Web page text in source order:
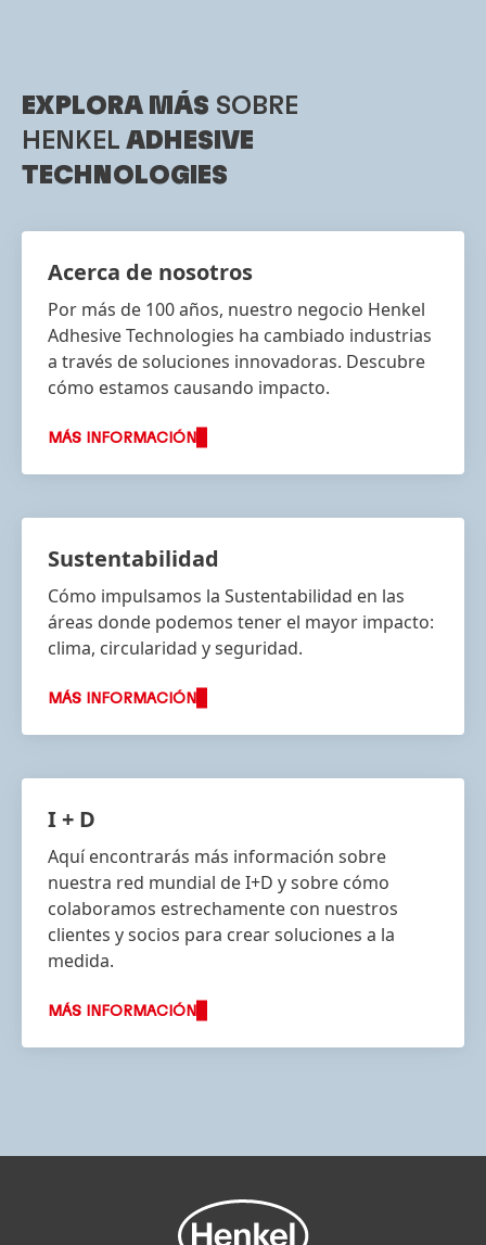
EXPLORA MÁS SOBRE
HENKEL ADHESIVE
TECHNOLOGIES
Acerca de nosotros
Por más de 100 años, nuestro negocio Henkel
Adhesive Technologies ha cambiado industrias
a través de soluciones innovadoras. Descubre
cómo estamos causando impacto.
MÁS INFORMACIÓN
Sustentabilidad
Cómo impulsamos la Sustentabilidad en las
áreas donde podemos tener el mayor impacto:
clima, circularidad y seguridad.
MÁS INFORMACIÓN
I + D
Aquí encontrarás más información sobre
nuestra red mundial de I+D y sobre cómo
colaboramos estrechamente con nuestros
clientes y socios para crear soluciones a la
medida.
MÁS INFORMACIÓN